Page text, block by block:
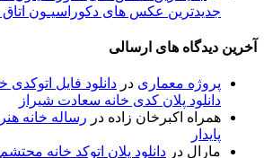
جدیدترین عکس های دکوراسیـون
آخرین دیدگاه های ارسالی
پروژه معماری در دانلود فایل
دانلود پلان کدی خانه سعادت شیراز
همراه اکبرخان زاده در رساله خانه
پایدار
مارال در دانلود پلان اتوکد خانه